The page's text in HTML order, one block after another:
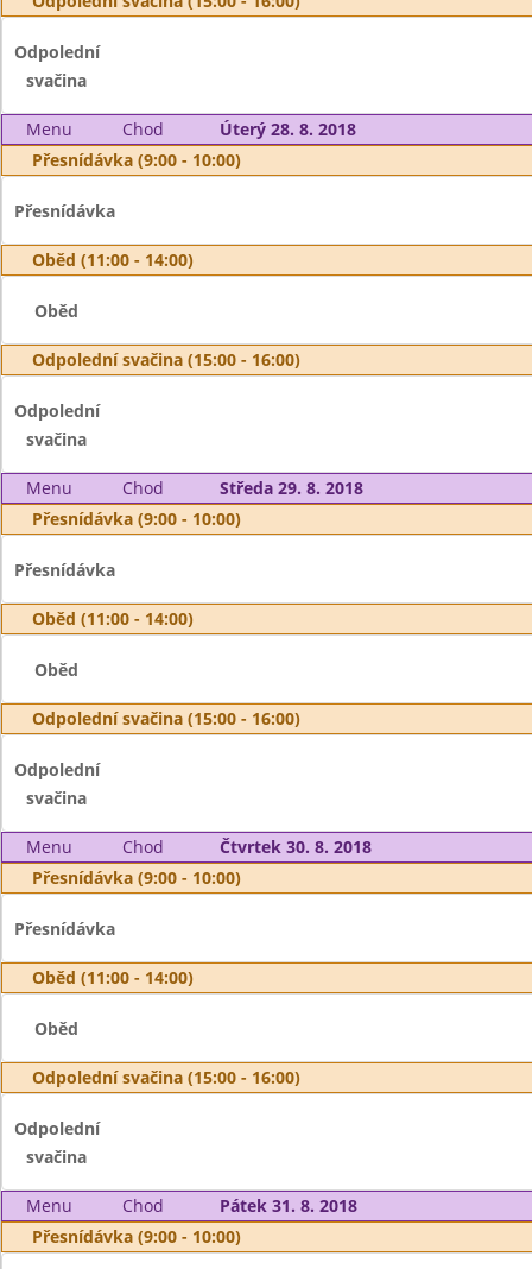
Odpolední
svačina
Menu Chod
Úterý 28. 8. 2018
Přesnídávka (9:00 - 10:00)
Přesnídávka
Oběd (11:00 - 14:00)
Oběd
Odpolední svačina (15:00 - 16:00)
Odpolední
svačina
Menu Chod
Středa 29. 8. 2018
Přesnídávka (9:00 - 10:00)
Přesnídávka
Oběd (11:00 - 14:00)
Oběd
Odpolední svačina (15:00 - 16:00)
Odpolední
svačina
Menu Chod
Čtvrtek 30. 8. 2018
Přesnídávka (9:00 - 10:00)
Přesnídávka
Oběd (11:00 - 14:00)
Oběd
Odpolední svačina (15:00 - 16:00)
Odpolední
svačina
Menu Chod
Pátek 31. 8. 2018
Přesnídávka (9:00 - 10:00)